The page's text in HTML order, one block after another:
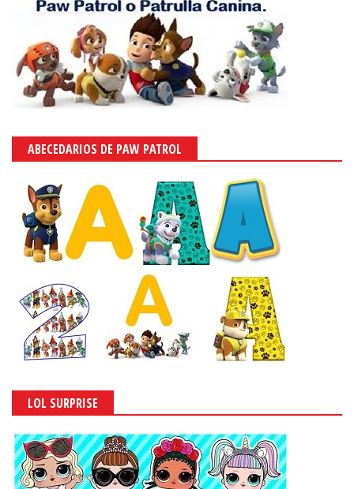
ABECEDARIOS DE PAW PATROL
LOL SURPRISE